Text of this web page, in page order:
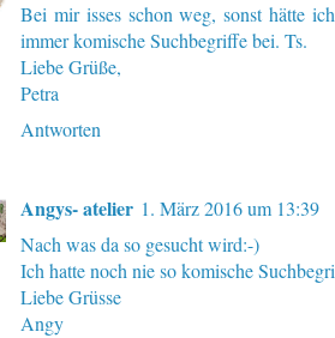
Bei mir isses schon weg, sonst hätte
immer komische Suchbegriffe bei. Ts.
Liebe Grüße,
Petra
Antworten
Angys- atelier 1. März 2016 um 13:39
Nach was da so gesucht wird:-)
Ich hatte noch nie so komische
Liebe Grüsse
Angy